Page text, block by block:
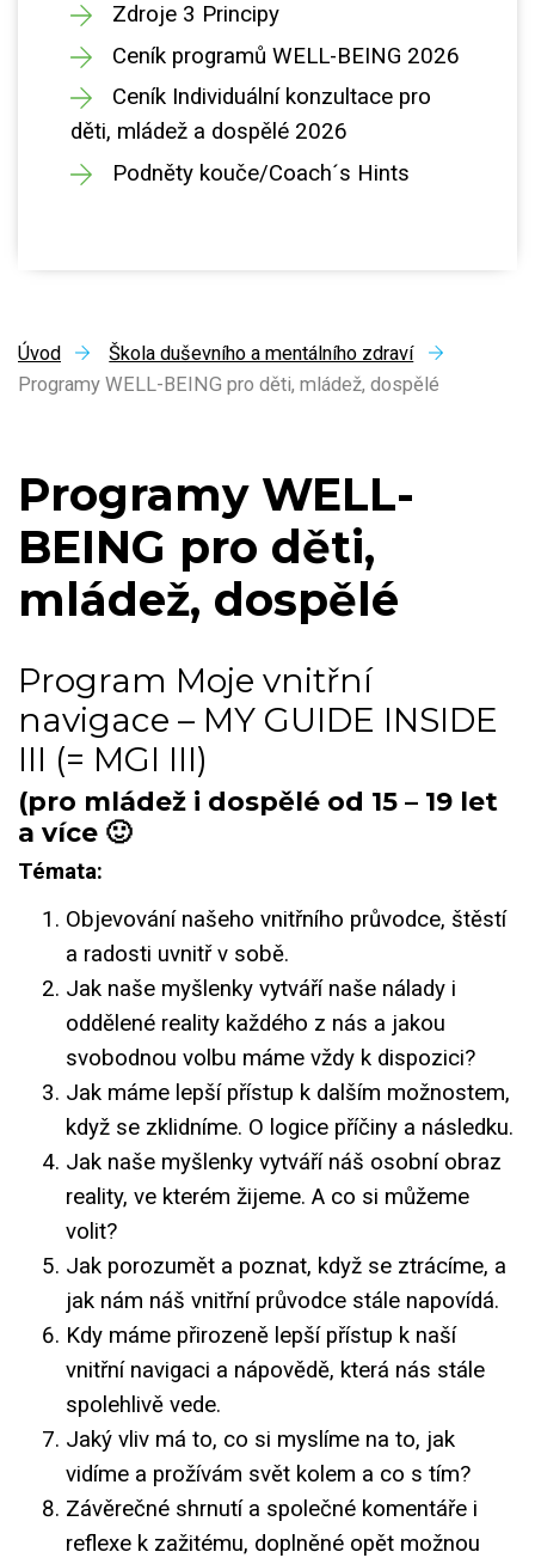
Zdroje 3 Principy
Ceník programů WELL-BEING 2026
Ceník Individuální konzultace pro
děti, mládež a dospělé 2026
Podněty kouče/Coach´s Hints
Úvod
Škola duševního a mentálního zdraví
Programy WELL-BEING pro děti, mládež, dospělé
Programy WELL-
BEING pro děti,
mládež, dospělé
Program Moje vnitřní
navigace – MY GUIDE INSIDE
III (= MGI III)
(pro mládež i dospělé od 15 – 19 let
a více 🙂
Témata:
Objevování našeho vnitřního průvodce, štěstí
a radosti uvnitř v sobě.
Jak naše myšlenky vytváří naše nálady i
oddělené reality každého z nás a jakou
svobodnou volbu máme vždy k dispozici?
Jak máme lepší přístup k dalším možnostem,
když se zklidníme. O logice příčiny a následku.
Jak naše myšlenky vytváří náš osobní obraz
reality, ve kterém žijeme. A co si můžeme
volit?
Jak porozumět a poznat, když se ztrácíme, a
jak nám náš vnitřní průvodce stále napovídá.
Kdy máme přirozeně lepší přístup k naší
vnitřní navigaci a nápovědě, která nás stále
spolehlivě vede.
Jaký vliv má to, co si myslíme na to, jak
vidíme a prožívám svět kolem a co s tím?
Závěrečné shrnutí a společné komentáře i
reflexe k zažitému, doplněné opět možnou